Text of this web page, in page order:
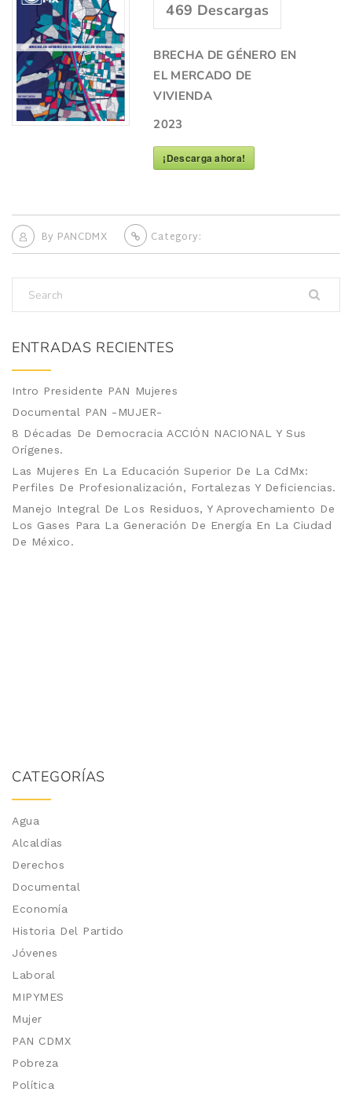
469 Descargas
BRECHA DE GÉNERO EN
EL MERCADO DE
VIVIENDA
2023
¡Descarga ahora!
By PANCDMX Category:
ENTRADAS RECIENTES
Intro Presidente PAN Mujeres
Documental PAN -MUJER-
8 Décadas De Democracia ACCIÓN NACIONAL Y Sus
Orígenes.
Las Mujeres En La Educación Superior De La CdMx:
Perfiles De Profesionalización, Fortalezas Y Deficiencias.
Manejo Integral De Los Residuos, Y Aprovechamiento De
Los Gases Para La Generación De Energía En La Ciudad
De México.
CATEGORÍAS
Agua
Alcaldías
Derechos
Documental
Economía
Historia Del Partido
Jóvenes
Laboral
MIPYMES
Mujer
PAN CDMX
Pobreza
Política